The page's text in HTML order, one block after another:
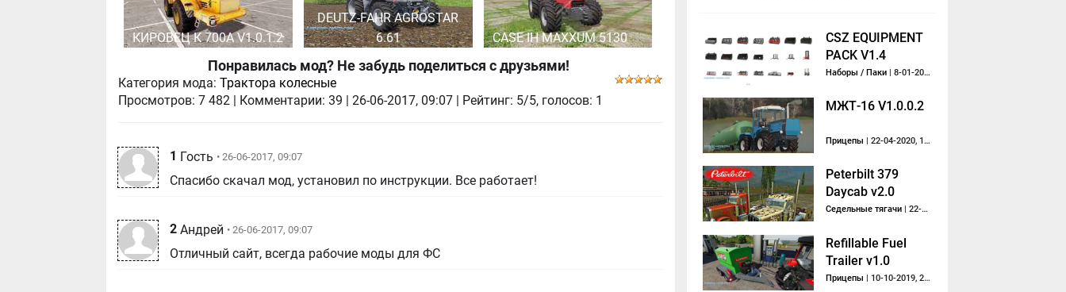
КИРОВЕЦ К 700А V1.0.1.2
DEUTZ-FAHR AGROSTAR
6.61
CASE IH MAXXUM 5130
Понравилась мод? Не забудь поделиться с друзьями!
Категория мода: Трактора колесные
Просмотров: 7 482 Комментарии: 39 |26-06-2017, 09:07 | Рейтинг: 5/5, голосов: 1
1 Гость • 26-06-2017, 09:07
Спасибо скачал мод, установил по инструкции. Все работает!
2 Андрей • 26-06-2017, 09:07
Отличный сайт, всегда рабочие моды для ФС
CSZ EQUIPMENT
PACK V1.4
Наборы / Паки | 8-01-2020, 12:24
МЖТ-16 V1.0.0.2
Прицепы | 22-04-2020, 18:02
Peterbilt 379
Daycab v2.0
Седельные тягачи | 22-12-2014, 21:46
Refillable Fuel
Trailer v1.0
Прицепы | 10-10-2019, 20:36